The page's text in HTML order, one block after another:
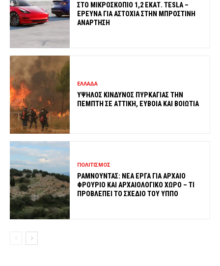
ΣΤΟ ΜΙΚΡΟΣΚΟΠΙΟ 1,2 ΕΚΑΤ. TESLA –
ΕΡΕΥΝΑ ΓΙΑ ΑΣΤΟΧΙΑ ΣΤΗΝ ΜΠΡΟΣΤΙΝΗ
ΑΝΑΡΤΗΣΗ
ΕΛΛΑΔΑ
ΥΨΗΛΟΣ ΚΙΝΔΥΝΟΣ ΠΥΡΚΑΓΙΑΣ ΤΗΝ
ΠΕΜΠΤΗ ΣΕ ΑΤΤΙΚΗ, ΕΥΒΟΙΑ ΚΑΙ ΒΟΙΩΤΙΑ
ΠΟΛΙΤΙΣΜΟΣ
ΡΑΜΝΟΥΝΤΑΣ: ΝΕΑ ΕΡΓΑ ΓΙΑ ΑΡΧΑΙΟ
ΦΡΟΥΡΙΟ ΚΑΙ ΑΡΧΑΙΟΛΟΓΙΚΟ ΧΩΡΟ – ΤΙ
ΠΡΟΒΛΕΠΕΙ ΤΟ ΣΧΕΔΙΟ ΤΟΥ ΥΠΠΟ